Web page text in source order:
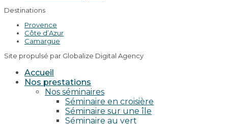
Destinations
Provence
Côte d’Azur
Camargue
Site propulsé par Globalize Digital Agency
Accueil
Nos prestations
Nos séminaires
Séminaire en croisière
Séminaire sur une île
Séminaire au vert